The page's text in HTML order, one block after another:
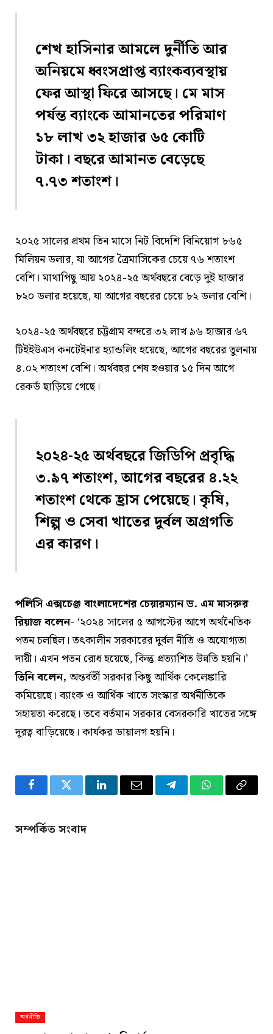
শেখ হাসিনার আমলে দুর্নীতি আর
অনিয়মে ধ্বংসপ্রাপ্ত ব্যাংকব্যবস্থায়
ফের আস্থা ফিরে আসছে। মে মাস
পর্যন্ত ব্যাংকে আমানতের পরিমাণ
১৮ লাখ ৩২ হাজার ৬৫ কোটি
টাকা। বছরে আমানত বেড়েছে
৭.৭৩ শতাংশ।
২০২৫ সালের প্রথম তিন মাসে নিট বিদেশি বিনিয়োগ ৮৬৫
মিলিয়ন ডলার, যা আগের ত্রৈমাসিকের চেয়ে ৭৬ শতাংশ
বেশি। মাথাপিছু আয় ২০২৪-২৫ অর্থবছরে বেড়ে দুই হাজার
৮২০ ডলার হয়েছে, যা আগের বছরের চেয়ে ৮২ ডলার বেশি।
২০২৪-২৫ অর্থবছরে চট্টগ্রাম বন্দরে ৩২ লাখ ৯৬ হাজার ৬৭
টিইইউএস কনটেইনার হ্যান্ডলিং হয়েছে, আগের বছরের তুলনায়
৪.০২ শতাংশ বেশি। অর্থবছর শেষ হওয়ার ১৫ দিন আগে
রেকর্ড ছাড়িয়ে গেছে।
২০২৪-২৫ অর্থবছরে জিডিপি প্রবৃদ্ধি
৩.৯৭ শতাংশ, আগের বছরের ৪.২২
শতাংশ থেকে হ্রাস পেয়েছে। কৃষি,
শিল্প ও সেবা খাতের দুর্বল অগ্রগতি
এর কারণ।
পলিসি এক্সচেঞ্জ বাংলাদেশের চেয়ারম্যান ড. এম মাসরুর
রিয়াজ বলেন- ‘২০২৪ সালের ৫ আগস্টের আগে অর্থনৈতিক
পতন চলছিল। তৎকালীন সরকারের দুর্বল নীতি ও অযোগ্যতা
দায়ী। এখন পতন রোধ হয়েছে, কিন্তু প্রত্যাশিত উন্নতি হয়নি।’
তিনি বলেন, অন্তর্বর্তী সরকার কিছু আর্থিক কেলেঙ্কারি
কমিয়েছে। ব্যাংক ও আর্থিক খাতে সংস্কার অর্থনীতিকে
সহায়তা করেছে। তবে বর্তমান সরকার বেসরকারি খাতের সঙ্গে
দূরত্ব বাড়িয়েছে। কার্যকর ডায়ালগ হয়নি।
FacebookTwitter LinkedInEmail TelegramWhatsApp
Copy
সম্পর্কিত সংবাদ
অর্থনীতি